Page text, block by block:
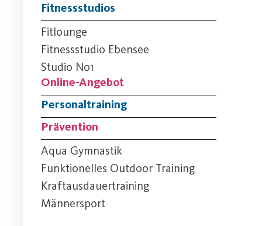
Fitnessstudios
Fitlounge
Fitnessstudio Ebensee
Studio No1
Online-Angebot
Personaltraining
Prävention
Aqua Gymnastik
Funktionelles Outdoor Training
Kraftausdauertraining
Männersport